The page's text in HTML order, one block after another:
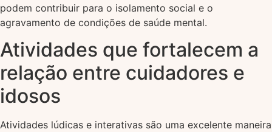
podem contribuir para o isolamento social e o
agravamento de condições de saúde mental.
Atividades que fortalecem a
relação entre cuidadores e
idosos
Atividades lúdicas e interativas são uma excelente maneira